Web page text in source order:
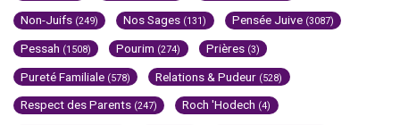
Non-Juifs (249) Nos Sages (131) Pensée Juive (3087)
Pessah (1508) Pourim (274) Prières (3)
Pureté Familiale (578) Relations & Pudeur (528)
Respect des Parents (247) Roch 'Hodech (4)